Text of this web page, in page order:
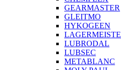
GEARMASTER
GLEITMO
HYKOGEEN
LUBRODAL
LUBSEC
METABLANC